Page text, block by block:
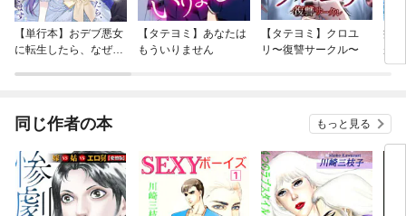
【単行本】おデブ悪女
に転生したら、なぜか
【タテヨミ】あなたは
もういりません
【タテヨミ】クロユ
リ〜復讐サークル〜
病
が
ぎ
同じ作者の本 もっと見る